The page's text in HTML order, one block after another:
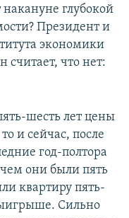
глубокой
Президент и
экономики
считает, что нет:
шесть лет цены
и сейчас, после
год-полтора
они были пять
квартиру пять-
Сильно